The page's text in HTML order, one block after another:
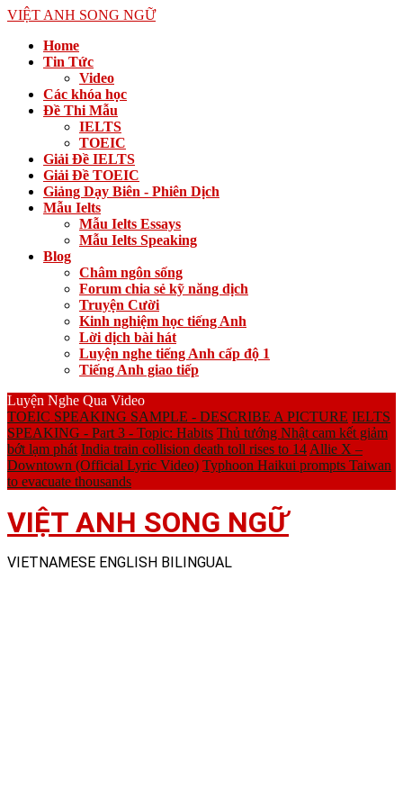
VIỆT ANH SONG NGỮ
Home
Tin Tức
Video
Các khóa học
Đề Thi Mẫu
IELTS
TOEIC
Giải Đề IELTS
Giải Đề TOEIC
Giảng Dạy Biên - Phiên Dịch
Mẫu Ielts
Mẫu Ielts Essays
Mẫu Ielts Speaking
Blog
Châm ngôn sống
Forum chia sẻ kỹ năng dịch
Truyện Cười
Kinh nghiệm học tiếng Anh
Lời dịch bài hát
Luyện nghe tiếng Anh cấp độ 1
Tiếng Anh giao tiếp
Luyện Nghe Qua Video
TOEIC SPEAKING SAMPLE - DESCRIBE A PICTURE IELTS
SPEAKING - Part 3 - Topic: Habits Thủ tướng Nhật cam kết giảm
bớt lạm phát India train collision death toll rises to 14 Allie X –
Downtown (Official Lyric Video) Typhoon Haikui prompts Taiwan
to evacuate thousands
VIỆT ANH SONG NGỮ
VIETNAMESE ENGLISH BILINGUAL